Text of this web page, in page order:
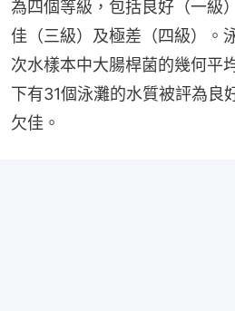
為四個等級，包括良好（一級
佳（三級）及極差（四級）。
次水樣本中大腸桿菌的幾何平
下有31個泳灘的水質被評為良
欠佳。